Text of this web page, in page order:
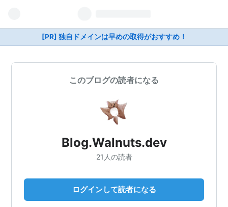
[PR] 独自ドメインは早めの取得がおすすめ！
このブログの読者になる
Blog.Walnuts.dev
21人の読者
ログインして読者になる